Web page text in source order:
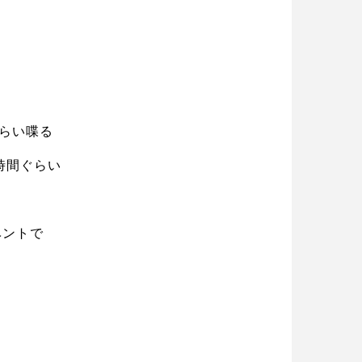
い喋る
間ぐらい
トで